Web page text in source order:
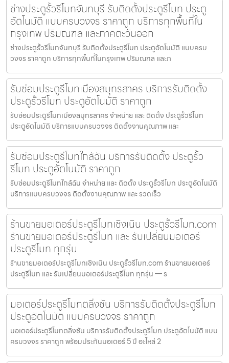
ช่างประตูรั้วรีโมทจันทบุรี รับติดตั้งประตูรีโมท ประตู
อัตโนมัติ แบบครบวงจร ราคาถูก บริการทุกพื้นที่ใน
กรุงเทพ ปริมณฑล และภาคตะวันออก
ช่างประตูรั้วรีโมทจันทบุรี รับติดตั้งประตูรีโมท ประตูอัตโนมัติ แบบครบ
วงจร ราคาถูก บริการทุกพื้นที่ในกรุงเทพ ปริมณฑล และภ
รับซ่อมประตูรีโมทเมืองสมุทรสาคร บริการรับติดตั้ง
ประตูรั้วรีโมท ประตูอัตโนมัติ ราคาถูก
รับซ่อมประตูรีโมทเมืองสมุทรสาคร จำหน่าย และ ติดตั้ง ประตูรั้วรีโมท
ประตูอัตโนมัติ บริการแบบครบวงจร ติดตั้งงานคุณภาพ และ
รับซ่อมประตูรีโมทใกล้ฉัน บริการรับติดตั้ง ประตูรั้ว
รีโมท ประตูอัตโนมัติ ราคาถูก
รับซ่อมประตูรีโมทใกล้ฉัน จำหน่าย และ ติดตั้ง ประตูรั้วรีโมท ประตูอัตโนมัติ
บริการแบบครบวงจร ติดตั้งงานคุณภาพ และ รวดเร็ว
ร้านขายมอเตอร์ประตูรีโมทเชิงเนิน ประตูรั้วรีโมท.com
ร้านขายมอเตอร์ประตูรีโมท และ รับเปลี่ยนมอเตอร์
ประตูรีโมท ทุกรุ่น
ร้านขายมอเตอร์ประตูรีโมทเชิงเนิน ประตูรั้วรีโมท.com ร้านขายมอเตอร์
ประตูรีโมท และ รับเปลี่ยนมอเตอร์ประตูรีโมท ทุกรุ่น — ร
มอเตอร์ประตูรีโมทตลิ่งชัน บริการรับติดตั้งประตูรีโมท
ประตูอัตโนมัติ แบบครบวงจร ราคาถูก
มอเตอร์ประตูรีโมทตลิ่งชัน บริการรับติดตั้งประตูรีโมท ประตูอัตโนมัติ แบบ
ครบวงจร ราคาถูก พร้อมประกันมอเตอร์ 5 ปี อะไหล่ 2